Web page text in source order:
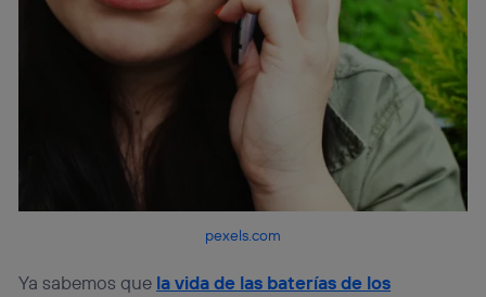
pexels.com
Ya sabemos que la vida de las baterías de los